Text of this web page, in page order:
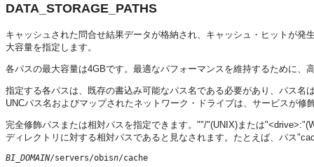
DATA_STORAGE_PATHS
キャッシュされた問合せ結果データが格納され、キャッシュ・ヒットが
大容量を指定します。
各パスの最大容量は4GBです。最適なパフォーマンスを維持するために
指定する各パスは、既存の書込み可能なパス名である必要があり、パス
UNCパス名およびマップされたネットワーク・ドライブは、サービスが
完全修飾パスまたは相対パスを指定できます。""/"(UNIX)または
ディレクトリに対する相対パスであると見なされます。たとえば、パス
BI_DOMAIN/servers/obisn